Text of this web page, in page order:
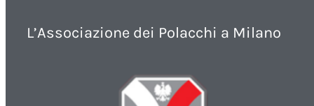
L’Associazione dei Polacchi a Milano